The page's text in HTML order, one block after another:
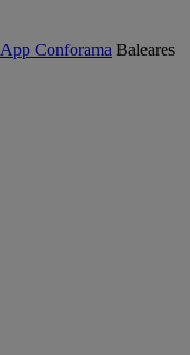
App Conforama Baleares